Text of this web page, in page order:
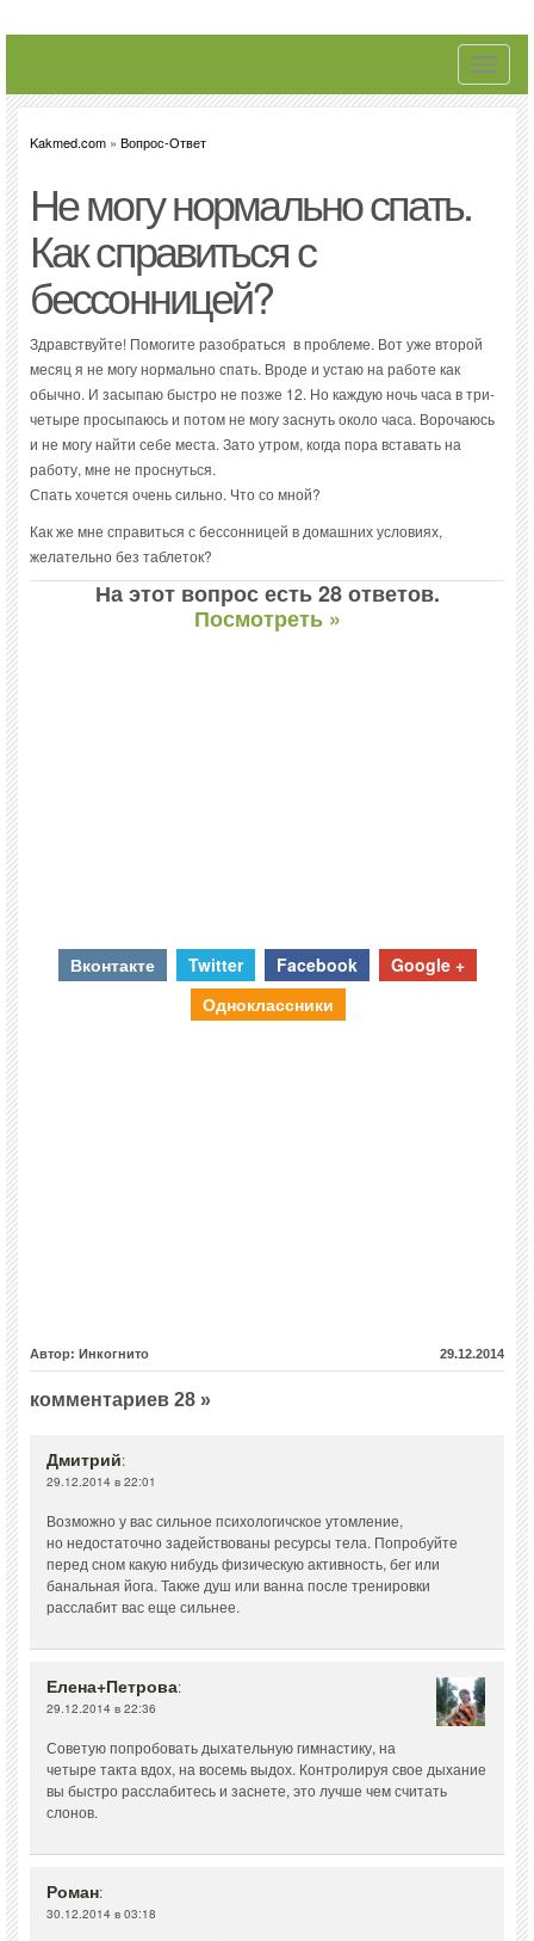
Toggle
Kakmed.com » Вопрос-Ответ
Не могу нормально спать.
Как справиться с
бессонницей?
Здравствуйте! Помогите разобраться в проблеме. Вот уже второй
месяц я не могу нормально спать. Вроде и устаю на работе как
обычно. И засыпаю быстро не позже 12. Но каждую ночь часа в три-
четыре просыпаюсь и потом не могу заснуть около часа. Ворочаюсь
и не могу найти себе места. Зато утром, когда пора вставать на
работу, мне не проснуться.
Спать хочется очень сильно. Что со мной?
Как же мне справиться с бессонницей в домашних условиях,
желательно без таблеток?
На этот вопрос есть 28 ответов.
Посмотреть »
Вконтакте Twitter Facebook
Google +
Одноклассники
Автор: Инкогнито 29.12.2014
комментариев 28 »
Дмитрий:
29.12.2014 в 22:01
Возможно у вас сильное психологичское утомление,
но недостаточно задействованы ресурсы тела. Попробуйте
перед сном какую нибудь физическую активность, бег или
банальная йога. Также душ или ванна после тренировки
расслабит вас еще сильнее.
Елена+Петрова:
29.12.2014 в 22:36
Советую попробовать дыхательную гимнастику, на
четыре такта вдох, на восемь выдох. Контролируя свое дыхание
вы быстро расслабитесь и заснете, это лучше чем считать
слонов.
Роман:
30.12.2014 в 03:18